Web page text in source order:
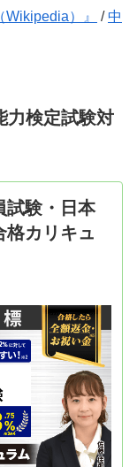
）』 /中
力検定試験対
試験・日本
カリキュ